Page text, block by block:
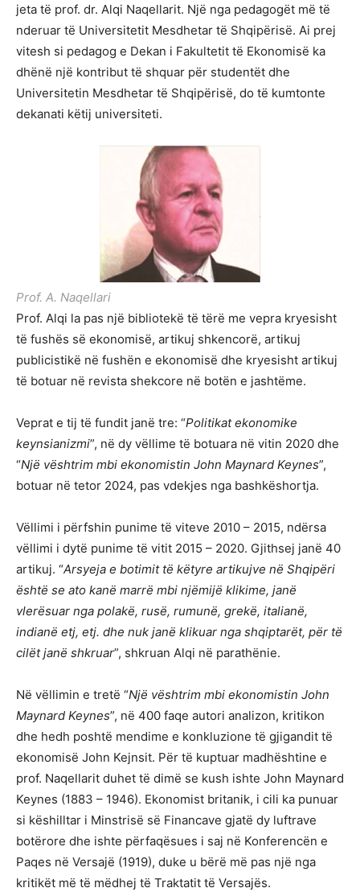
jeta të prof. dr. Alqi Naqellarit. Një nga pedagogët më të
nderuar të Universitetit Mesdhetar të Shqipërisë. Ai prej
vitesh si pedagog e Dekan i Fakultetit të Ekonomisë ka
dhënë një kontribut të shquar për studentët dhe
Universitetin Mesdhetar të Shqipërisë, do të kumtonte
dekanati këtij universiteti.
Prof. A. Naqellari
Prof. Alqi la pas një bibliotekë të tërë me vepra kryesisht
të fushës së ekonomisë, artikuj shkencorë, artikuj
publicistikë në fushën e ekonomisë dhe kryesisht artikuj
të botuar në revista shekcore në botën e jashtëme.
Veprat e tij të fundit janë tre: “Politikat ekonomike
keynsianizmi”, në dy vëllime të botuara në vitin 2020 dhe
“Një vështrim mbi ekonomistin John Maynard Keynes”,
botuar në tetor 2024, pas vdekjes nga bashkëshortja.
Vëllimi i përfshin punime të viteve 2010 – 2015, ndërsa
vëllimi i dytë punime të vitit 2015 – 2020. Gjithsej janë 40
artikuj. “Arsyeja e botimit të këtyre artikujve në Shqipëri
është se ato kanë marrë mbi njëmijë klikime, janë
vlerësuar nga polakë, rusë, rumunë, grekë, italianë,
indianë etj, etj. dhe nuk janë klikuar nga shqiptarët, për të
cilët janë shkruar”, shkruan Alqi në parathënie.
Në vëllimin e tretë “Një vështrim mbi ekonomistin John
Maynard Keynes”, në 400 faqe autori analizon, kritikon
dhe hedh poshtë mendime e konkluzione të gjigandit të
ekonomisë John Kejnsit. Për të kuptuar madhështine e
prof. Naqellarit duhet të dimë se kush ishte John Maynard
Keynes (1883 – 1946). Ekonomist britanik, i cili ka punuar
si këshilltar i Minstrisë së Financave gjatë dy luftrave
botërore dhe ishte përfaqësues i saj në Konferencën e
Paqes në Versajë (1919), duke u bërë më pas një nga
kritikët më të mëdhej të Traktatit të Versajës.